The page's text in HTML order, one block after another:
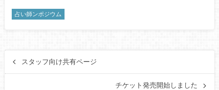
占い師ンポジウム
スタッフ向け共有ページ
チケット発売開始しました